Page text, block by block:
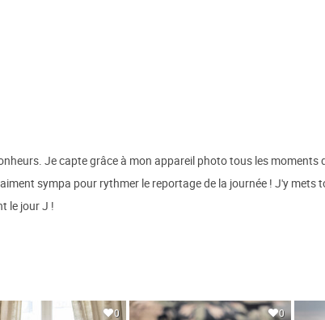
Je capte grâce à mon appareil photo tous les moments
sympa pour rythmer le reportage de la journée ! J'y mets
le jour J !
0 0